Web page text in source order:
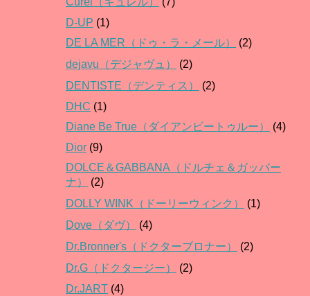
D-UP (1)
DE LA MER（ドゥ・ラ・メール）
(2)
dejavu（デジャヴュ）
(2)
DENTISTE（デンティス）
(2)
DHC (1)
Diane Be True（ダイアンビートゥルー）
(4)
Dior (9)
DOLCE＆GABBANA（ドルチェ＆ガッバー
ナ）
(2)
DOLLY WINK（ドーリーウィンク）
(1)
Dove（ダヴ）
(4)
Dr.Bronner's（ドクターブロナー）
(2)
Dr.G（ドクタージー）
(2)
Dr.JART (4)